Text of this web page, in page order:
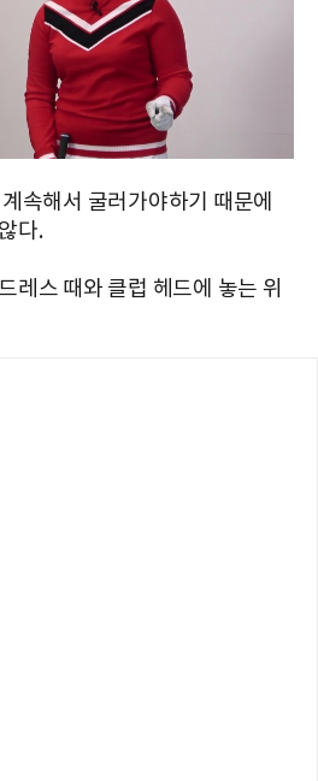
속해서 굴러가야하기 때문에
다.
레스 때와 클럽 헤드에 놓는 위